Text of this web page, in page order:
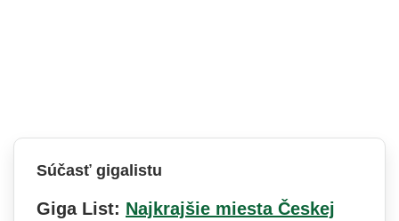
Súčasť gigalistu
Giga List: Najkrajšie miesta Českej